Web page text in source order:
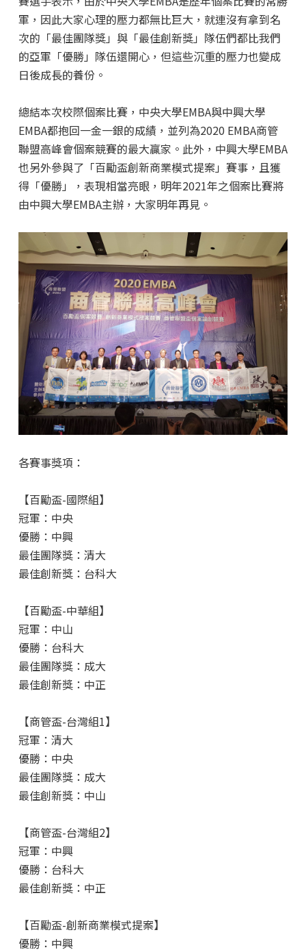
軍，因此大家心理的壓力都無比巨大，就連沒有拿到名
次的「最佳團隊獎」與「最佳創新獎」隊伍們都比我們
的亞軍「優勝」隊伍還開心，但這些沉重的壓力也變成
日後成長的養份。
總結本次校際個案比賽，中央大學EMBA與中興大學
EMBA都抱回一金一銀的成績，並列為2020 EMBA商管
聯盟高峰會個案競賽的最大贏家。此外，中興大學EMBA
也另外參與了「百勵盃創新商業模式提案」賽事，且獲
得「優勝」，表現相當亮眼，明年2021年之個案比賽將
由中興大學EMBA主辦，大家明年再見。
各賽事獎項：
【百勵盃-國際組】
冠軍：中央
優勝：中興
最佳團隊獎：清大
最佳創新獎：台科大
【百勵盃-中華組】
冠軍：中山
優勝：台科大
最佳團隊獎：成大
最佳創新獎：中正
【商管盃-台灣組1】
冠軍：清大
優勝：中央
最佳團隊獎：成大
最佳創新獎：中山
【商管盃-台灣組2】
冠軍：中興
優勝：台科大
最佳創新獎：中正
【百勵盃-創新商業模式提案】
優勝：中興